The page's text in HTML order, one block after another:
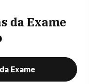
da Exame
Exame